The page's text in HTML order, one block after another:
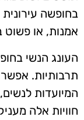
בחופשה
אמנות, או פשוט
העונג הנשי
תרבותיות. אפשר
המיועדות
חוויות אלה